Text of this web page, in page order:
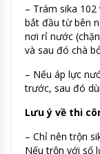
– Trám sika
bắt đầu từ bên
nơi rỉ nước
và sau đó chà
– Nếu áp lực
trước, sau đó
Lưu ý về thi
– Chỉ nên trộn
Nếu trộn với số